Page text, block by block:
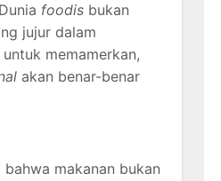
foodis bukan
jujur dalam
memamerkan,
akan benar-benar
makanan bukan